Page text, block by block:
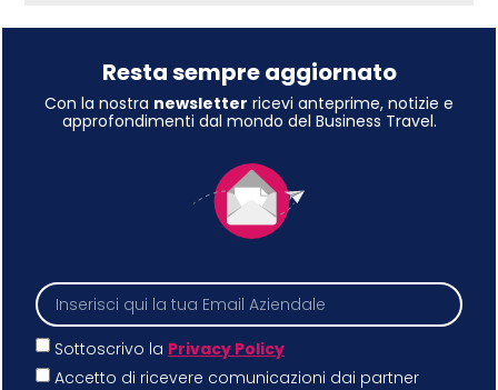
Resta sempre aggiornato
Con la nostra newsletter ricevi anteprime, notizie e
approfondimenti dal mondo del Business Travel.
Sottoscrivo la Privacy Policy
Accetto di ricevere comunicazioni dai partner